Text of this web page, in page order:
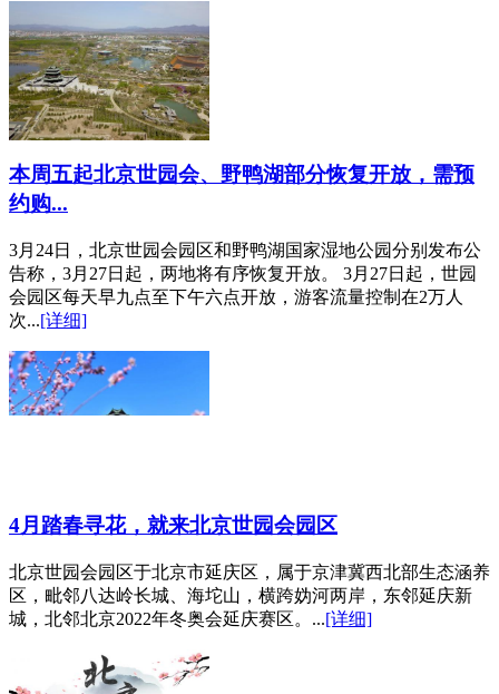
本周五起北京世园会、野鸭湖部分恢复开放，需预
约购...
3月24日，北京世园会园区和野鸭湖国家湿地公园分别发布公
告称，3月27日起，两地将有序恢复开放。 3月27日起，世园
会园区每天早九点至下午六点开放，游客流量控制在2万人
次...[详细]
4月踏春寻花，就来北京世园会园区
北京世园会园区于北京市延庆区，属于京津冀西北部生态涵养
区，毗邻八达岭长城、海坨山，横跨妫河两岸，东邻延庆新
城，北邻北京2022年冬奥会延庆赛区。...[详细]